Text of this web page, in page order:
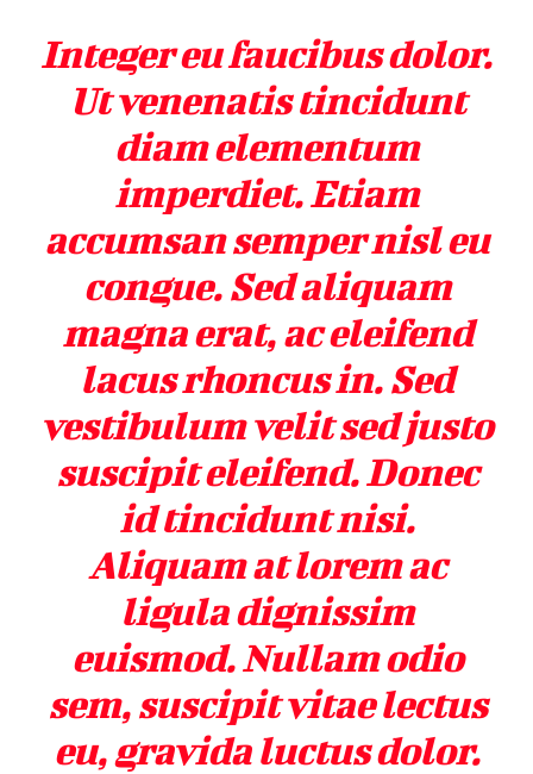
Integer eu faucibus dolor.
Ut venenatis tincidunt
diam elementum
imperdiet. Etiam
accumsan semper nisl eu
congue. Sed aliquam
magna erat, ac eleifend
lacus rhoncus in. Sed
vestibulum velit sed justo
suscipit eleifend. Donec
id tincidunt nisi.
Aliquam at lorem ac
ligula dignissim
euismod. Nullam odio
sem, suscipit vitae lectus
eu, gravida luctus dolor.